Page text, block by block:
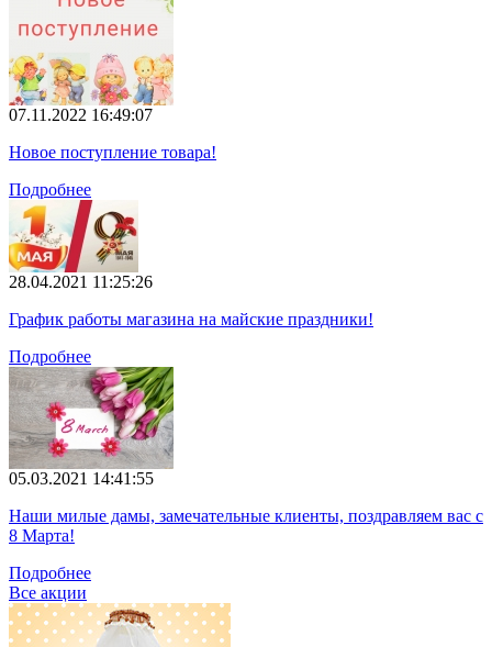
07.11.2022 16:49:07
Новое поступление товара!
Подробнее
28.04.2021 11:25:26
График работы магазина на майские праздники!
Подробнее
05.03.2021 14:41:55
Наши милые дамы, замечательные клиенты, поздравляем вас с
8 Марта!
Подробнее
Все акции